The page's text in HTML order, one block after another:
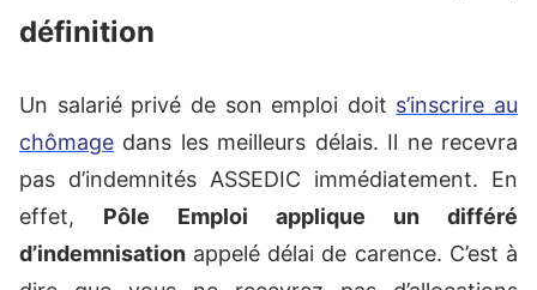
définition
Un salarié privé de son emploi doit s’inscrire au
chômage dans les meilleurs délais. Il ne recevra
pas d’indemnités ASSEDIC immédiatement. En
effet, Pôle Emploi applique un différé
d’indemnisation appelé délai de carence. C’est à